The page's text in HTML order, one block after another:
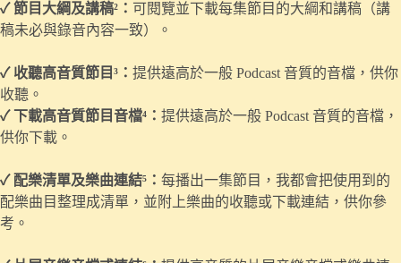
✓節目大綱及講稿²： 可閱覽並下載每集節目的大綱和講稿（講
稿未必與錄音內容一致）。
✓ 收聽高音質節目³： 提供遠高於一般 Podcast 音質的音檔，供你
收聽。
✓ 下載高音質節目音檔⁴ ： 提供遠高於一般 Podcast 音質的音檔，
供你下載。
✓ 配樂清單及樂曲連結⁵ ： 每播出一集節目，我都會把使用到的
配樂曲目整理成清單，並附上樂曲的收聽或下載連結，供你參
考。